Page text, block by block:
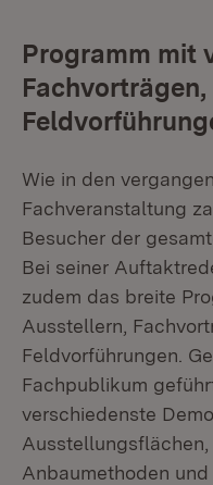
Programm mit
Wie in den
Fachveranstaltung
Besucher der
Bei seiner
zudem das breite
Ausstellern,
Feldvorführungen.
Fachpublikum
verschiedenste
Anbaumethoden